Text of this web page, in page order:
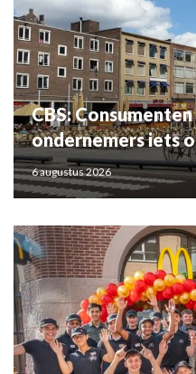
CBS:
ondernemers iets
6 augustus 2026